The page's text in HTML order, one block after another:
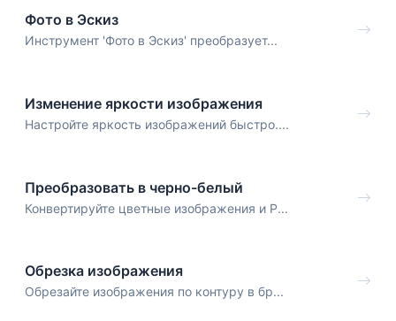
Фото в Эскиз
Инструмент 'Фото в Эскиз' преобразует...
Изменение яркости изображения
Настройте яркость изображений быстро....
Преобразовать в черно-белый
Конвертируйте цветные изображения и P...
Обрезка изображения
Обрезайте изображения по контуру в бр...